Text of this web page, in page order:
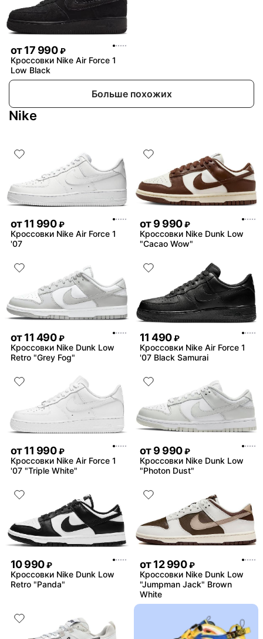
от17 990 ₽
Кроссовки Nike Air Force 1
Low Black
Больше похожих
Nike
от11 990 ₽
Кроссовки Nike Air Force 1
'07
от9 990 ₽
Кроссовки Nike Dunk Low
"Cacao Wow"
от11 490 ₽
Кроссовки Nike Dunk Low
Retro "Grey Fog"
11 490 ₽
Кроссовки Nike Air Force 1
'07 Black Samurai
от11 990 ₽
Кроссовки Nike Air Force 1
'07 "Triple White"
от9 990 ₽
Кроссовки Nike Dunk Low
"Photon Dust"
10 990 ₽
Кроссовки Nike Dunk Low
Retro "Panda"
от12 990 ₽
Кроссовки Nike Dunk Low
"Jumpman Jack" Brown
White